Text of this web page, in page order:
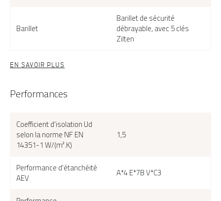
Barillet
Barillet de sécurité
débrayable, avec 5 clés
Zilten
EN SAVOIR PLUS
Performances
Coefficient d'isolation Ud
selon la norme NF EN
14351-1 W/(m².K)
1,5
Performance d'étanchéité
AEV
A*4 E*7B V*C3